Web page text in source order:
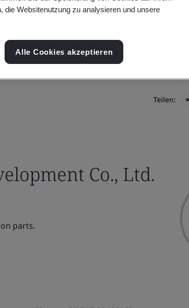
Teilen:
Co., Ltd.
parts.
Websitenutzung zu analysieren und unsere
Alle Cookies akzeptieren